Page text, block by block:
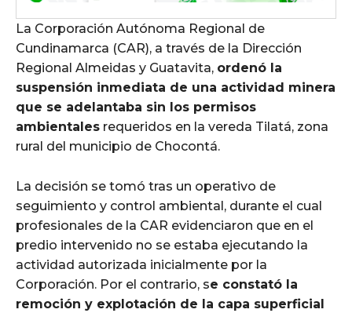
La Corporación Autónoma Regional de
Cundinamarca (CAR), a través de la Dirección
Regional Almeidas y Guatavita, ordenó la
suspensión inmediata de una actividad minera
que se adelantaba sin los permisos
ambientales requeridos en la vereda Tilatá, zona
rural del municipio de Chocontá.
La decisión se tomó tras un operativo de
seguimiento y control ambiental, durante el cual
profesionales de la CAR evidenciaron que en el
predio intervenido no se estaba ejecutando la
actividad autorizada inicialmente por la
Corporación. Por el contrario, se constató la
remoción y explotación de la capa superficial